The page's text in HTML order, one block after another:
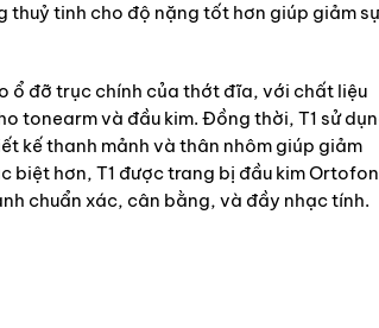
tinh cho độ nặng tốt hơn giúp giảm sự
ổ đỡ trục chính của thớt đĩa, với chất liệu
tonearm và đầu kim. Đồng thời, T1 sử
kế thanh mảnh và thân nhôm giúp giảm
biệt hơn, T1 được trang bị đầu kim Ortofon
chuẩn xác, cân bằng, và đầy nhạc tính.